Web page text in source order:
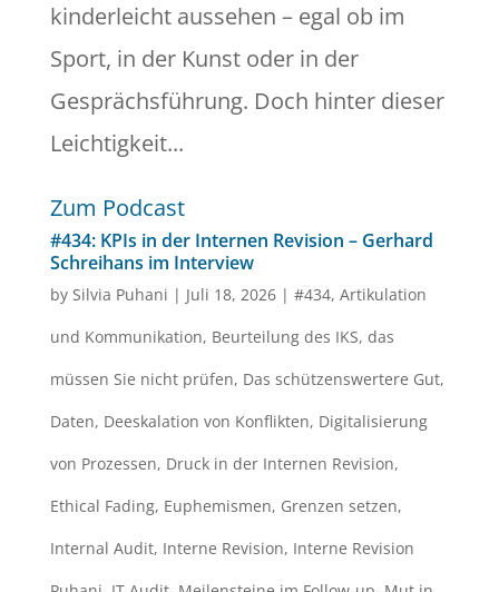
kinderleicht aussehen – egal ob im
Sport, in der Kunst oder in der
Gesprächsführung. Doch hinter dieser
Leichtigkeit...
Zum Podcast
#434: KPIs in der Internen Revision – Gerhard
Schreihans im Interview
by Silvia Puhani | Juli 18, 2026| #434, Artikulation
und Kommunikation, Beurteilung des IKS, das
müssen Sie nicht prüfen, Das schützenswertere Gut,
Daten, Deeskalation von Konflikten, Digitalisierung
von Prozessen, Druck in der Internen Revision,
Ethical Fading, Euphemismen, Grenzen setzen,
Internal Audit, Interne Revision, Interne Revision